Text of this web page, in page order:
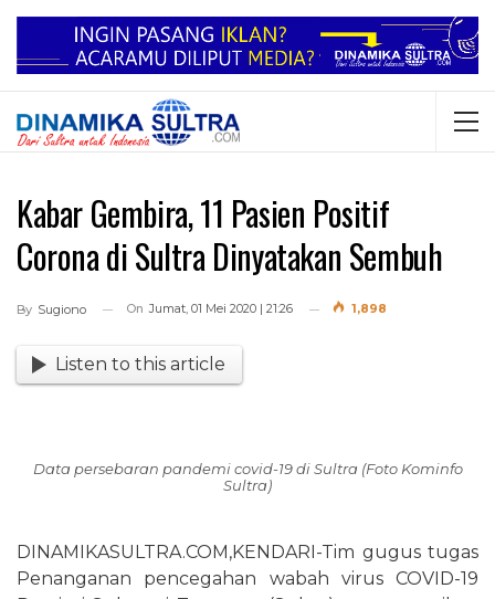
Kabar Gembira, 11 Pasien Positif
Corona di Sultra Dinyatakan Sembuh
By Sugiono On Jumat, 01 Mei 2020 | 21:26 1,898
Listen to this article
Data persebaran pandemi covid-19 di Sultra (Foto Kominfo
Sultra)
DINAMIKASULTRA.COM,KENDARI-Tim gugus tugas
Penanganan pencegahan wabah virus COVID-19